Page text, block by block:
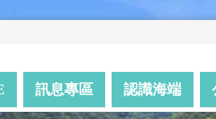
訊息專區 認識海端